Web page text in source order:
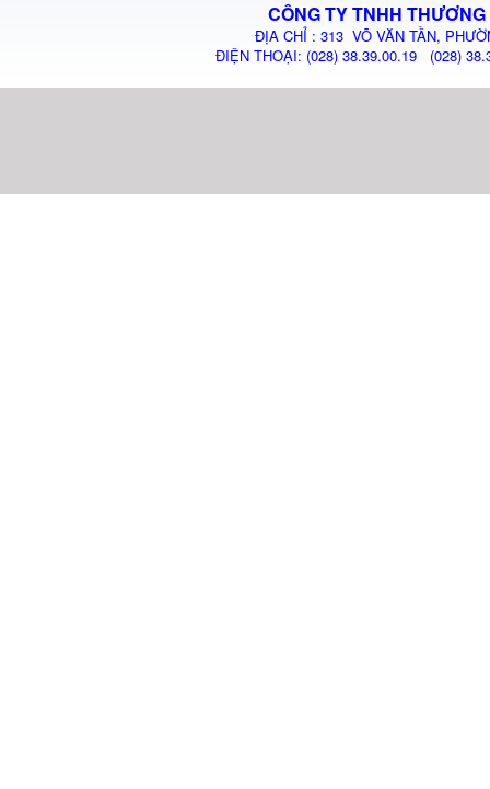
CÔNG TY TNHH
ĐỊA CHỈ : 313 VÕ VĂN TẦN,
ĐIỆN THOẠI: (028) 38.39.00.19 (028)